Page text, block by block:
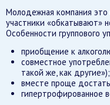
Молодежная компания это
участники «обкатывают»
Особенности группового
приобщение к
совместное
такой же, как другие»);
вместе проще
гипертрофированное